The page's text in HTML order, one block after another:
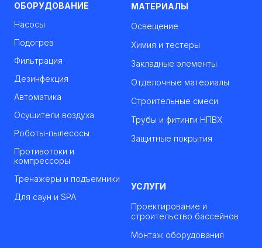
ОБОРУДОВАНИЕ
Насосы
Подогрев
Фильтрация
Дезинфекция
Автоматика
Осушители воздуха
Роботы-пылесосы
Противотоки и
компрессоры
Тренажеры и подъемники
Для саун и SPA
МАТЕРИАЛЫ
Освещение
Химия и тестеры
Закладные элементы
Отделочные материалы
Строительные смеси
Трубы и фитинги НПВХ
Защитные покрытия
УСЛУГИ
Проектирование и
строительство бассейнов
Монтаж оборудования